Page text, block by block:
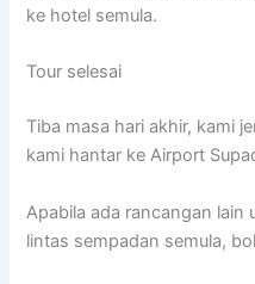
ke hotel semula.
Tour selesai
Tiba masa hari akhir, kami
kami hantar ke Airport
Apabila ada rancangan lain
lintas sempadan semula,